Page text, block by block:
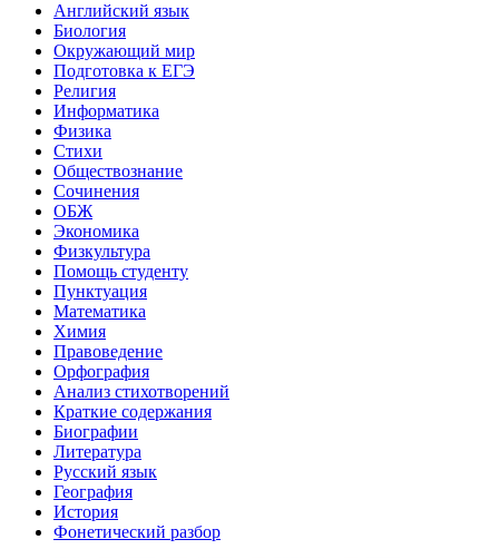
Английский язык
Биология
Окружающий мир
Подготовка к ЕГЭ
Религия
Информатика
Физика
Стихи
Обществознание
Сочинения
ОБЖ
Экономика
Физкультура
Помощь студенту
Пунктуация
Математика
Химия
Правоведение
Орфография
Анализ стихотворений
Краткие содержания
Биографии
Литература
Русский язык
География
История
Фонетический разбор